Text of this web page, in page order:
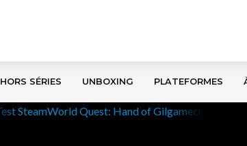
HORS SÉRIES UNBOXING PLATEFORMES